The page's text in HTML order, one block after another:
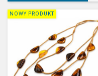
NOWY PRODUKT